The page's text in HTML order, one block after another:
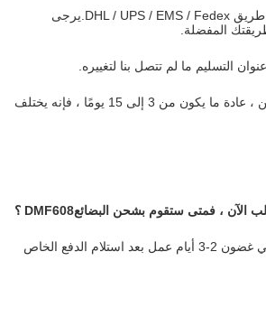
ويمكننا الشحن إليك عن طريق DHL / UPS / EMS / Fedex.يرجى
المفضلة.
التسليم ما لم تتصل بنا لتغييره.
وفيما يتعلق بوقت الشحن ، عادة ما يكون من 3 إلى 15 يومًا ، فإنه يختلف
الآن ، فمتى ستقوم بشحن البضائعDMF608 ؟
ج: سيتم شحن الطلب في غضون 2-3 أيام عمل بعد استلام الدفع الخاص